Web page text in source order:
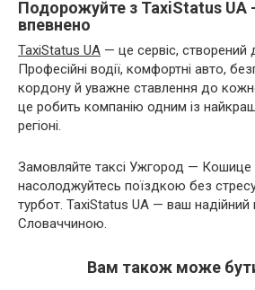
Подорожуйте з TaxiStatus
впевнено
TaxiStatus UA — це сервіс, створений
Професійні водії, комфортні авто,
кордону й уважне ставлення до
це робить компанію одним із
регіоні.
Замовляйте таксі Ужгород — Кошице
насолоджуйтесь поїздкою без
турбот. TaxiStatus UA — ваш надійний
Словаччиною.
Вам також може